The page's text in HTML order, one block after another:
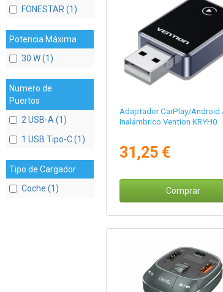
FONESTAR (1)
Potencia Máxima
30 W (1)
Numero de
Puertos
2 USB-A (1)
1 USB Tipo-C (1)
Tipo de Cargador
Coche (1)
Adaptador CarPlay/Android
Inalámbrico Vention KRYH0
31,25 €
Comprar